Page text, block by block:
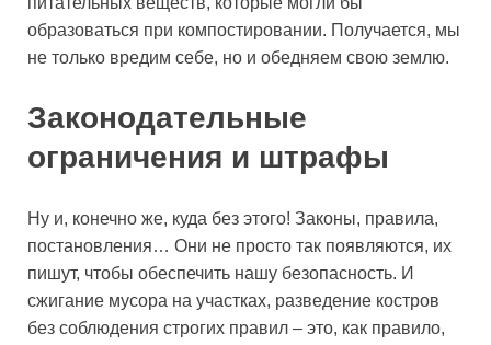
образоваться при компостировании. Получается, мы
не только вредим себе, но и обедняем свою землю.
Законодательные
ограничения и штрафы
Ну и, конечно же, куда без этого! Законы, правила,
постановления… Они не просто так появляются, их
пишут, чтобы обеспечить нашу безопасность. И
сжигание мусора на участках, разведение костров
без соблюдения строгих правил – это, как правило,